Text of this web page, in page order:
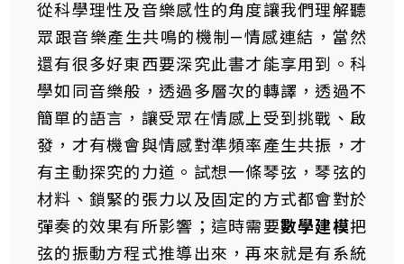
從科學理性及音樂感性的角度讓我們理解聽
眾跟音樂產生共鳴的機制—情感連結，當然
還有很多好東西要深究此書才能享用到。科
學如同音樂般，透過多層次的轉譯，透過不
簡單的語言，讓受眾在情感上受到挑戰、啟
發，才有機會與情感對準頻率產生共振，才
有主動探究的力道。試想一條琴弦，琴弦的
材料、鎖緊的張力以及固定的方式都會對於
彈奏的效果有所影響；這時需要數學建模把
弦的振動方程式推導出來，再來就是有系統